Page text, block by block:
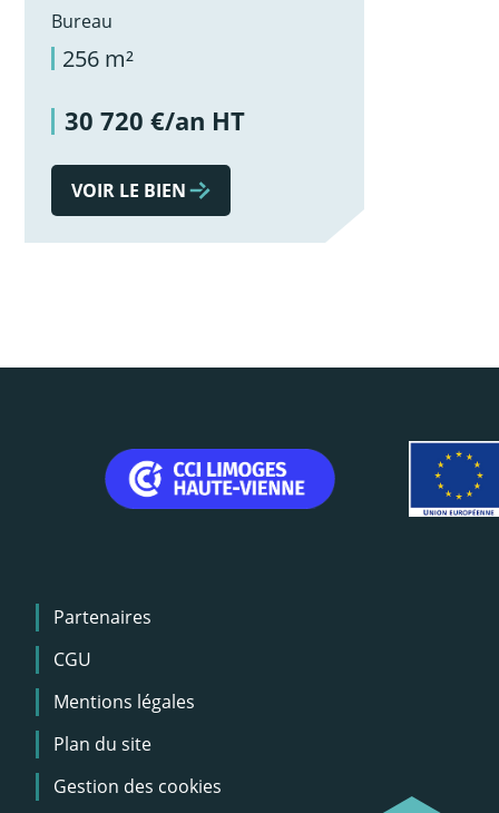
Bureau
256 m²
30 720 €/an HT
VOIR LE BIEN
Menu
Pied
de
page
Partenaires
CGU
Mentions légales
Plan du site
Gestion des cookies